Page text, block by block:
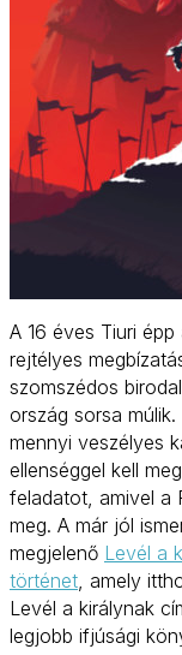
A 16 éves Tiuri
rejtélyes
szomszédos
ország sorsa
mennyi veszélyes
ellenséggel kell
feladatot, amivel a
meg. A már jól
megjelenő Levél a
történet , amely
Levél a királynak
legjobb ifjúsági